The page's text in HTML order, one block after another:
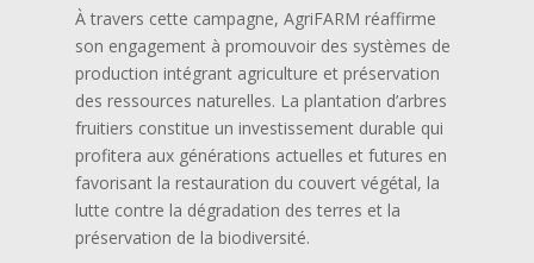
À travers cette campagne, AgriFARM réaffirme
son engagement à promouvoir des systèmes de
production intégrant agriculture et préservation
des ressources naturelles. La plantation d’arbres
fruitiers constitue un investissement durable qui
profitera aux générations actuelles et futures en
favorisant la restauration du couvert végétal, la
lutte contre la dégradation des terres et la
préservation de la biodiversité.